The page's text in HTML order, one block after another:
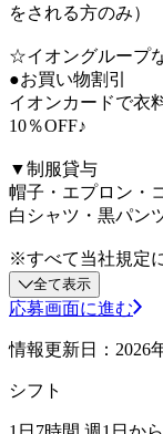
をされる方のみ）
☆イオングループ
●お買い物割引
イオンカードで衣
10％OFF♪
▼制服貸与
帽子・エプロン・
白シャツ・黒パン
※すべて当社規定
全て表示
応募画面に進む
情報更新日：2026
シフト